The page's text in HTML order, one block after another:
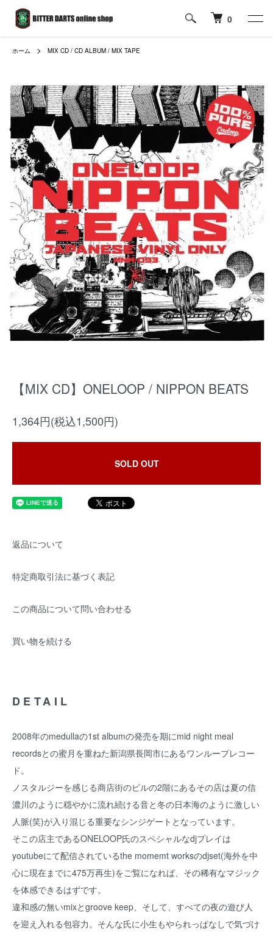
0
ホーム MIX CD / CD ALBUM / MIX TAPE
【MIX CD】ONELOOP / NIPPON BEATS
1,364円(税込1,500円)
SOLD OUT
返品について
特定商取引法に基づく表記
この商品について問い合わせる
買い物を続ける
DETAIL
2008年のmedullaの1st albumの発売を期にmid night meal
recordsとの蜜月を重ねた新潟県長岡市にあるワンループレコー
ド。
ノスタルジーを感じる商店街のビルの2階にあるその店は夏の信
濃川のように穏やかに流れ続ける音と冬の日本海のように激しい
人脈(笑)が入り混じる重要なシンジゲートとなっています。
そこの店主であるONELOOP氏のスペシャルなdjプレイは
youtubeにて配信されているthe momemt worksのdjset(海外を中
心に現在までに475万再生)をご覧になれば、その稀有なマジック
を体感できるはずです。
違和感の無いmixとgroove keep、そして、すべての夜の遊び人
を迎え入れる包容力。そんな氏に小生もやられっぱなしで気づけ